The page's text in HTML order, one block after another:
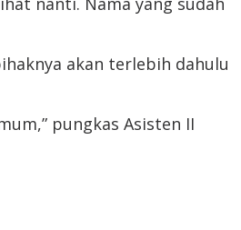
akan terlebih dahulu
pungkas Asisten II